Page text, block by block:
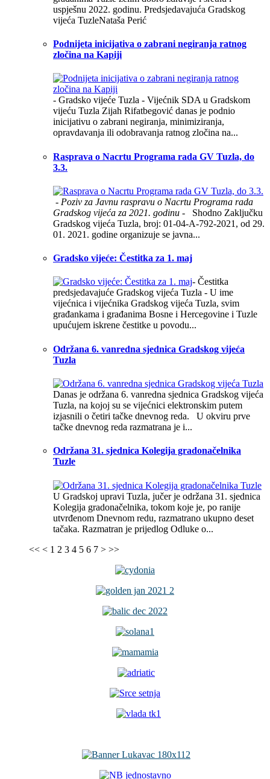
uspješnu 2022. godinu. Predsjedavajuća Gradskog
vijeća TuzleNataša Perić
Podnijeta inicijativa o zabrani negiranja ratnog
zločina na Kapiji
- Gradsko vijeće Tuzla - Vijećnik SDA u Gradskom
vijeću Tuzla Zijah Rifatbegović danas je podnio
inicijativu o zabrani negiranja, minimiziranja,
opravdavanja ili odobravanja ratnog zločina na...
Rasprava o Nacrtu Programa rada GV Tuzla, do
3.3.
- Poziv za Javnu raspravu o Nacrtu Programa rada
Gradskog vijeća za 2021. godinu - Shodno Zaključku
Gradskog vijeća Tuzla, broj: 01-04-A-792-2021, od 29.
01. 2021. godine organizuje se javna...
Gradsko vijeće: Čestitka za 1. maj
- Čestitka
predsjedavajuće Gradskog vijeća Tuzla - U ime
vijećnica i vijećnika Gradskog vijeća Tuzla, svim
građankama i građanima Bosne i Hercegovine i Tuzle
upućujem iskrene čestitke u povodu...
Održana 6. vanredna sjednica Gradskog vijeća
Tuzla
Danas je održana 6. vanredna sjednica Gradskog vijeća
Tuzla, na kojoj su se vijećnici elektronskim putem
izjasnili o četiri tačke dnevnog reda. U okviru prve
tačke dnevnog reda razmatrana je i...
Održana 31. sjednica Kolegija gradonačelnika
Tuzle
U Gradskoj upravi Tuzla, jučer je održana 31. sjednica
Kolegija gradonačelnika, tokom koje je, po ranije
utvrđenom Dnevnom redu, razmatrano ukupno deset
tačaka. Razmatran je prijedlog Odluke o...
<< < 1 2 3 4 5 6 7 > >>